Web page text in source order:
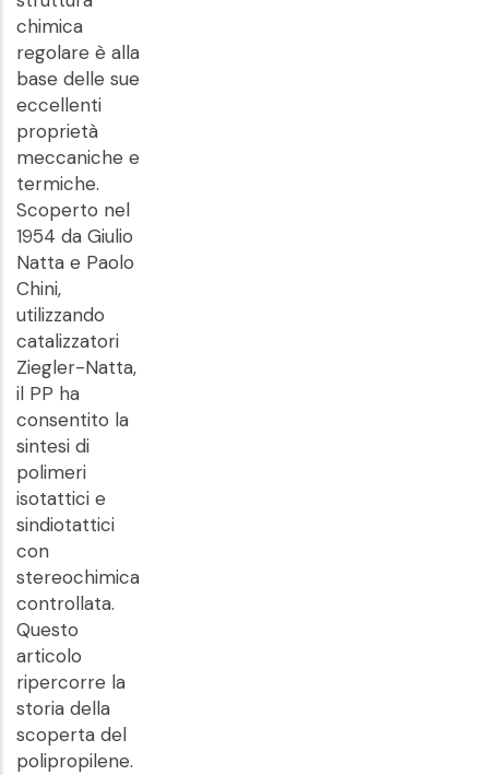
chimica
regolare è alla
base delle sue
eccellenti
proprietà
meccaniche e
termiche.
Scoperto nel
1954 da Giulio
Natta e Paolo
Chini,
utilizzando
catalizzatori
Ziegler-Natta,
il PP ha
consentito la
sintesi di
polimeri
isotattici e
sindiotattici
con
stereochimica
controllata.
Questo
articolo
ripercorre la
storia della
scoperta del
polipropilene.